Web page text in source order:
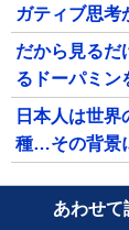
ガティブ思考
だから見るだ
るドーパミン
日本人は世界
種…その背景
あわせて